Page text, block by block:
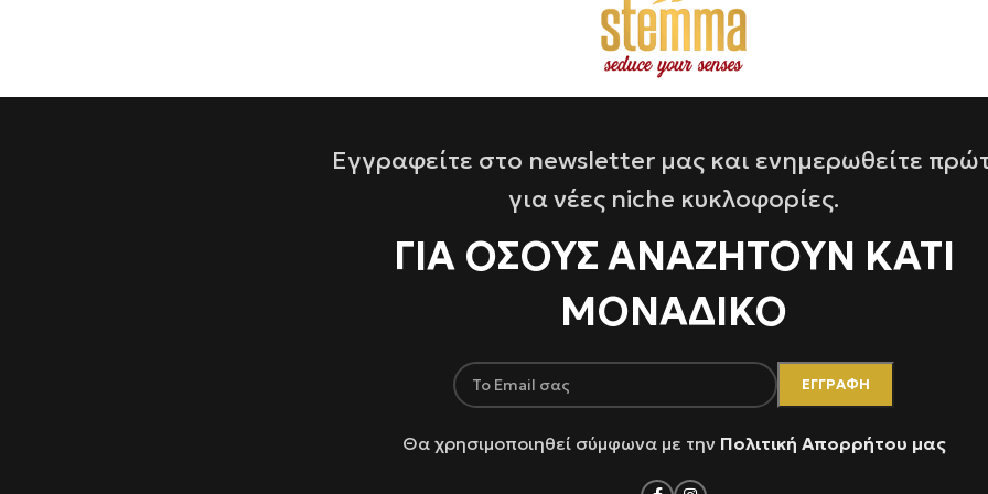
Εγγραφείτε στο newsletter μας και ενημερωθείτε
για νέες niche κυκλοφορίες.
ΓΙΑ ΌΣΟΥΣ ΑΝΑΖΗΤΟΥΝ ΚΑΤΙ
ΜΟΝΑΔΙΚΟ
Θα χρησιμοποιηθεί σύμφωνα με την Πολιτική Απορρήτου μας